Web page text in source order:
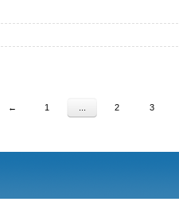
← 1 2 3